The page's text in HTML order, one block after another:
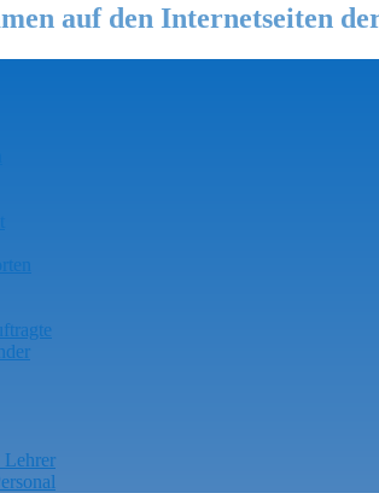
auf den Internetseiten
Lehrer